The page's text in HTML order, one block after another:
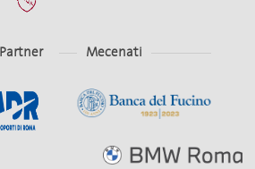
Partner Mecenati